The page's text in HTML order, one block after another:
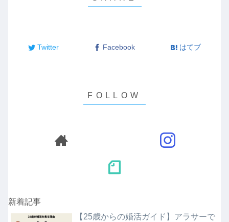
Twitter Facebook はてブ
新着記事
【25歳からの婚活ガイド】アラサーで